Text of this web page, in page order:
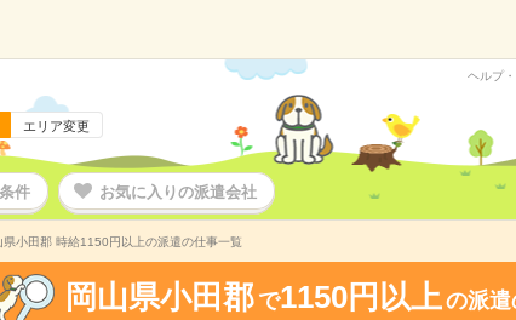
エリア変更
ヘルプ
件 お気に入りの派遣会社
県小田郡 時給1150円以上の派遣の仕事一覧
岡山県小田郡 で1150円以上の派